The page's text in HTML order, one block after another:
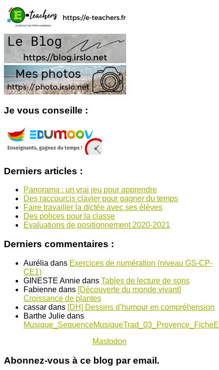
Je vous conseille :
Derniers articles :
Panorama : un vrai jeu pour apprendre
Des raccourcis clavier pour gagner du temps
Faire travailler la dictée avec ses élèves
Des polices pour la classe
Evaluations de positionnement 2020-2021
Derniers commentaires :
Aurélia dans Exercices de numération (niveau GS-CP-
CE1)
GINESTE Annie dans Tables de lecture de sons
Fabienne dans [Découverte du monde vivant]
Croissance de plantes
cassar dans [DH] Dessins d’humour en compréhension
Barthe Julie dans
Mastodon
Abonnez-vous à ce blog par email.